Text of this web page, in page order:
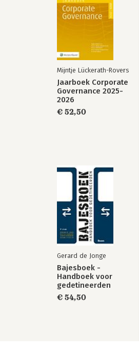
Kunstenaarssocieteit De Kring, Mr.
Magazine, Advocatenblad
Mijntje Lückerath-Rovers
Jaarboek Corporate
Governance 2025-
2026
€ 52,50
Gerard de Jonge
Bajesboek -
Handboek voor
gedetineerden
€ 54,50